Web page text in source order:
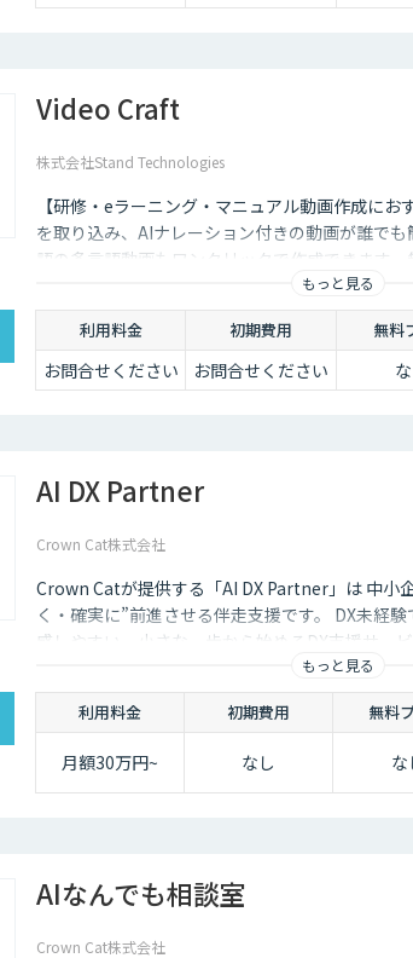
Video Craft
株式会社Stand Technologies
【研修・eラーニング・マニュアル動画作成にお
を取り込み、AIナレーション付きの動画が誰で
語の多言語動画もワンクリックで作成できます。
もっと見る
利用料金 初期費用 無料
お問合せください お問合せください
AI DX Partner
Crown Cat株式会社
Crown Catが提供する「AI DX Partner」は 中小
く・確実に”前進させる伴走支援です。 DX未経
感しやすい、小さな一歩から始めるDX支援サー
大手企業のDX支援で培ったノウハウをベースに
実的なDX”を設計・実装・運用まで一貫して支
サル×開発×AIの力で、現場に寄り添った 『ちょ
もっと見る
利用料金 初期費用 無料
月額30万円~ なし な
AIなんでも相談室
Crown Cat株式会社